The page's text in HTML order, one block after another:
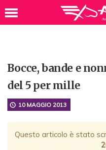
Bocce, bande e
del 5 per mille
10 MAGGIO 2013
Questo articolo è stato